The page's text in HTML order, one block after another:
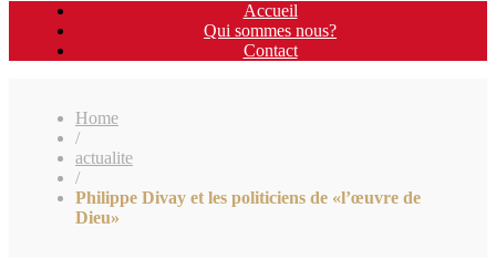
Accueil
Qui sommes nous?
Contact
Home
/
actualite
/
Philippe Divay et les politiciens de «l’œuvre de
Dieu»